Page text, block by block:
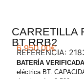
CARRETILLA
BT RRB2
6.950,00€
REFERENCIA:
BATERÍA
eléctrica BT.